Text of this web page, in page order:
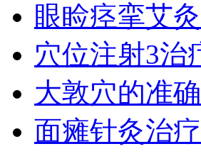
眼睑痉挛艾
穴位注射3治
大敦穴的准
面瘫针灸治